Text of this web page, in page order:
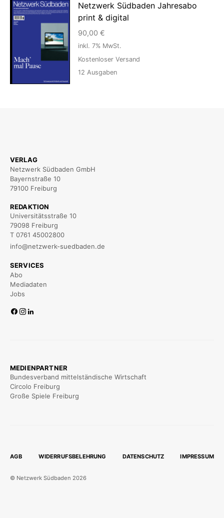
Netzwerk Südbaden Jahresabo
print & digital
90,00 €
inkl. 7% MwSt.
Kostenloser Versand
12 Ausgaben
VERLAG
Netzwerk Südbaden GmbH
Bayernstraße 10
79100 Freiburg
REDAKTION
Universitätsstraße 10
79098 Freiburg
T 0761 45002800
info@netzwerk-suedbaden.de
SERVICES
Abo
Mediadaten
Jobs
MEDIENPARTNER
Bundesverband mittelständische Wirtschaft
Circolo Freiburg
Große Spiele Freiburg
AGB WIDERRUFSBELEHRUNG DATENSCHUTZ IMPRESSUM
© Netzwerk Südbaden 2026